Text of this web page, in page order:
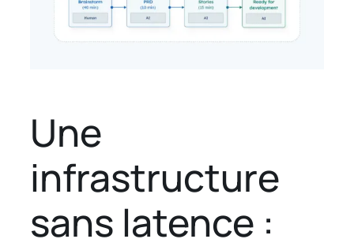
Une
infrastructure
sans latence :